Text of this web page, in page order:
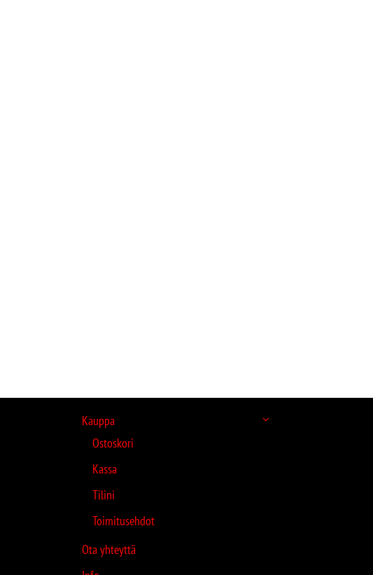
Kauppa
Ostoskori
Kassa
Tilini
Toimitusehdot
Ota yhteyttä